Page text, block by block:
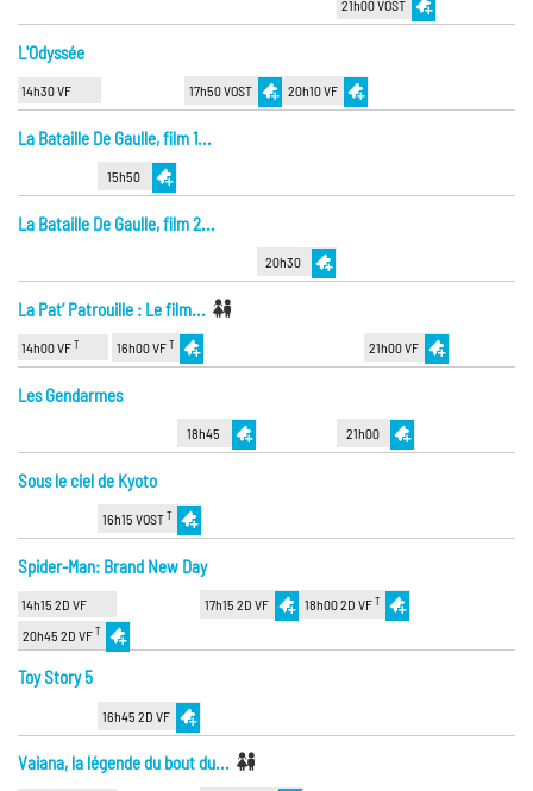
21h00 VOST
L'Odyssée
14h30 VF 17h50 VOST 20h10 VF
La Bataille De Gaulle, film 1...
15h50
La Bataille De Gaulle, film 2...
20h30
La Pat’ Patrouille : Le film...
14h00 VFT 16h00 VFT 21h00 VF
Les Gendarmes
18h45 21h00
Sous le ciel de Kyoto
16h15 VOSTT
Spider-Man: Brand New Day
14h15 2D VF 17h15 2D VF 18h00 2D VFT
20h45 2D VFT
Toy Story 5
16h45 2D VF
Vaiana, la légende du bout du...